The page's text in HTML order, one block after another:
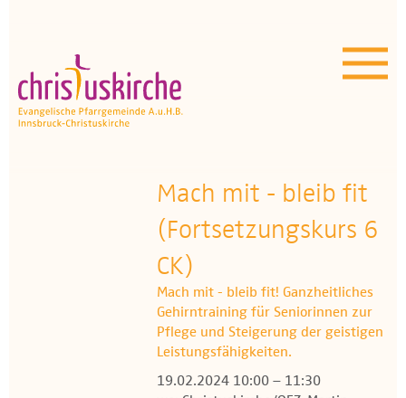
Unser Angebot
OEZ
Wissenswertes
Medien
Kontakt
Mach mit - bleib fit
(Fortsetzungskurs 6
CK)
Mach mit - bleib fit! Ganzheitliches
Gehirntraining für Seniorinnen zur
Pflege und Steigerung der geistigen
Leistungsfähigkeiten.
19.02.2024 10:00 – 11:30